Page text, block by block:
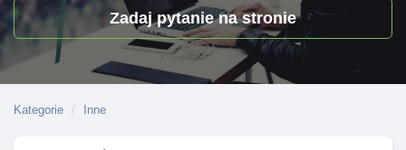
Zadaj pytanie na stronie
Kategorie Inne